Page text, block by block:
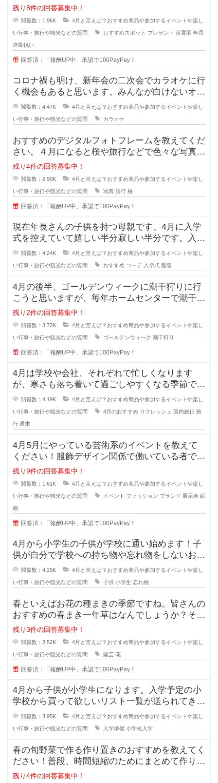
何かプレゼントをあげようか悩んで
残り8件の回答募集中！
閲覧数：1.96K 4月と言えば？おすすめ商品や参加するイベントや楽し
い行事・旅行や観光などの質問 おすすめスポット プレゼント 保育園 年長
進級祝い
回答済：「報酬UP中」承認で100PayPay！
コロナ禍も明け、新年会の二次会でカラオケに行
く機会もあると思います。みんなが白けないオス
スメのカラオケの曲はありますか？
閲覧数：4.47K 4月と言えば？おすすめ商品や参加するイベントや楽し
い行事・旅行や観光などの質問 カラオケ
おすすめのデジタルフォトフレームを教えてくだ
さい。４月になると桜や旅行などで色々な写真を
撮る機会が増えますよね？
残り4件の回答募集中！
閲覧数：2.90K 4月と言えば？おすすめ商品や参加するイベントや楽し
い行事・旅行や観光などの質問 写真 旅行 桜
回答済：「報酬UP中」承認で100PayPay！
現在年長さんの子供を持つ母親です。4月に入学
式を控えていて嬉しい半分寂しい半分です。入学
式の時の子供の服装について皆様の
閲覧数：4.24K 4月と言えば？おすすめ商品や参加するイベントや楽し
い行事・旅行や観光などの質問 おすすめ コーデ 入学式 服装
4月の後半、ゴールデンウィークに潮干狩りに行
こうと思いますが、毎年ホームセンターで潮干狩
残り2件の回答募集中！
閲覧数：3.72K 4月と言えば？おすすめ商品や参加するイベントや楽し
い行事・旅行や観光などの質問 ゴールデンウィーク 潮干狩り
回答済：「報酬UP中」承認で100PayPay！
4月は学校や会社、それぞれで忙しくなります
が、寒さも落ち着いて過ごしやすくなる季節です
よね！そこで私は、週末にリフレッシ
閲覧数：4.19K 4月と言えば？おすすめ商品や参加するイベントや楽し
い行事・旅行や観光などの質問 4月のおすすめ リフレッシュ 国内旅行 旅
行 週末
4月5月にやっている芸術系のイベントを教えて
ください！服飾デザイン関係で働いている者です
が、新しいデザインのインスピレー
残り9件の回答募集中！
閲覧数：1.61K 4月と言えば？おすすめ商品や参加するイベントや楽し
い行事・旅行や観光などの質問 イベント ファッション ブランド 展示会 絵
画
回答済：「報酬UP中」承認で100PayPay！
4月から小学生の子供が学校に通い始めます！子
供が自分で学校への持ち物や忘れ物をしないおす
すめの方法を教えてください！どう
閲覧数：4.29K 4月と言えば？おすすめ商品や参加するイベントや楽し
い行事・旅行や観光などの質問 子供 小学生 忘れ物
春といえばお花の種まきの季節ですね。皆さんの
おすすめの春まき一年草はなんでしょうか？そろ
そろ花壇の準備をしなくてはと思っ
残り3件の回答募集中！
閲覧数：3.52K 4月と言えば？おすすめ商品や参加するイベントや楽し
い行事・旅行や観光などの質問 園芸 花
回答済：「報酬UP中」承認で100PayPay！
4月から子供が小学生になります。入学予定の小
学校から買って欲しいリスト一覧が送られてきま
したが、量が多くて買うにもお金が
閲覧数：3.95K 4月と言えば？おすすめ商品や参加するイベントや楽し
い行事・旅行や観光などの質問 入学準備 小学校入学
春の旬野菜で作る作り置きのおすすめを教えてく
ださい！普段、時間短縮のためにまとめて作り置
きを作っておくことが多いのですが
残り4件の回答募集中！